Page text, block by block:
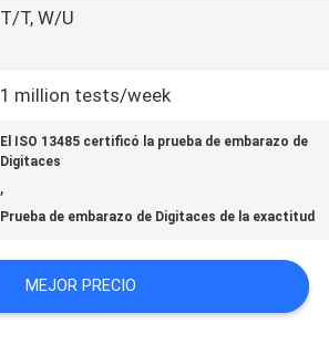
T/T, W/U
1 million tests/week
El ISO 13485 certificó la prueba de embarazo de
Digitaces
,
Prueba de embarazo de Digitaces de la exactitud
MEJOR PRECIO